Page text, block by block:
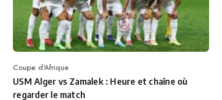
Category
Coupe d'Afrique
USM Alger vs Zamalek : Heure et chaîne où
regarder le match